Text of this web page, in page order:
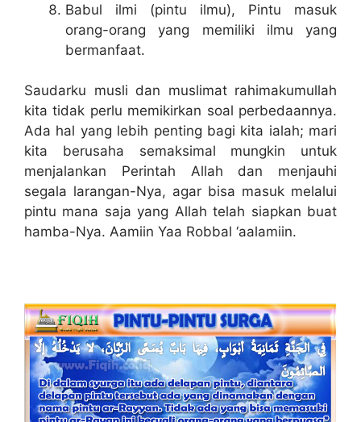
Babul ilmi (pintu ilmu), Pintu masuk
orang-orang yang memiliki ilmu yang
bermanfaat.
Saudarku musli dan muslimat rahimakumullah
kita tidak perlu memikirkan soal perbedaannya.
Ada hal yang lebih penting bagi kita ialah; mari
kita berusaha semaksimal mungkin untuk
menjalankan Perintah Allah dan menjauhi
segala larangan-Nya, agar bisa masuk melalui
pintu mana saja yang Allah telah siapkan buat
hamba-Nya. Aamiin Yaa Robbal ‘aalamiin.